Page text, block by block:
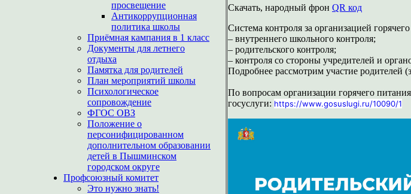
просвещение
Антикоррупционная
политика школы
Приёмная кампания в 1 класс
Документы для летнего
отдыха
Памятка для родителей
План мероприятий школы
Психологическое
сопровождение
ФГОС ОВЗ
Положение о
персонифицированном
дополнительном образовании
детей в Пышминском
городском округе
Профсоюзный комитет
Это нужно знать!
Скачать, народный фрон QR код
Система контроля за организацией
– внутреннего школьного контроля;
– родительского контроля;
– контроля со стороны учредителей и
Подробнее рассмотрим участие родителей
По вопросам организации горячего
госуслуги: https://www.gosuslugi.ru/10090/1